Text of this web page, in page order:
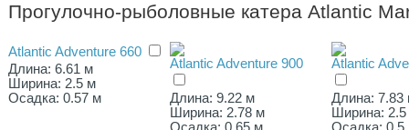
Прогулочно-рыболовные катера Atlantic
Atlantic Adventure 660
Длина: 6.61 м
Ширина: 2.5 м
Осадка: 0.57 м
Atlantic Adventure 900
Длина: 9.22 м
Ширина: 2.78 м
Atlantic
Длина: 7.83
Ширина: